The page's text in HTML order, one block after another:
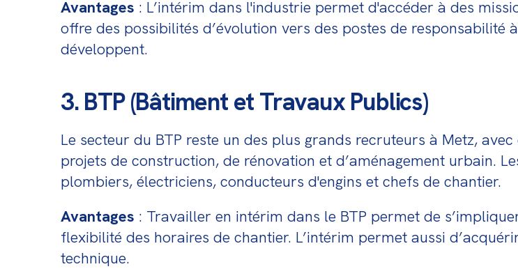
Avantages : L’intérim dans l'industrie permet d'accéder à des
offre des possibilités d’évolution vers des postes de responsabilité
développent.
3. BTP (Bâtiment et Travaux Publics)
Le secteur du BTP reste un des plus grands recruteurs à Metz,
projets de construction, de rénovation et d’aménagement urbain.
plombiers, électriciens, conducteurs d'engins et chefs de chantier.
Avantages : Travailler en intérim dans le BTP permet de
flexibilité des horaires de chantier. L’intérim permet aussi
technique.